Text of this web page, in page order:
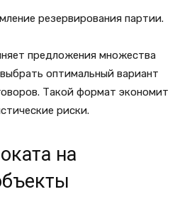
резервирования партии.
предложения множества
оптимальный вариант
Такой формат экономит
риски.
на